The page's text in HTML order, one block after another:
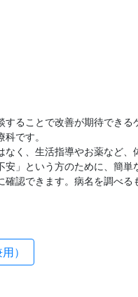
ることで改善が期待できる
です。
く、生活指導やお薬など
」という方のために、簡単
認できます。病名を調べ
）